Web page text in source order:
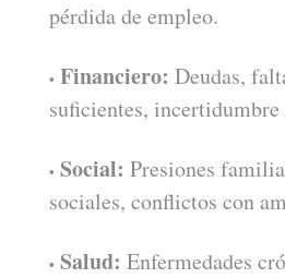
pérdida de empleo.
Financiero: Deudas,
suficientes, incertidumbre
Social: Presiones
sociales, conflictos con
Salud: Enfermedades